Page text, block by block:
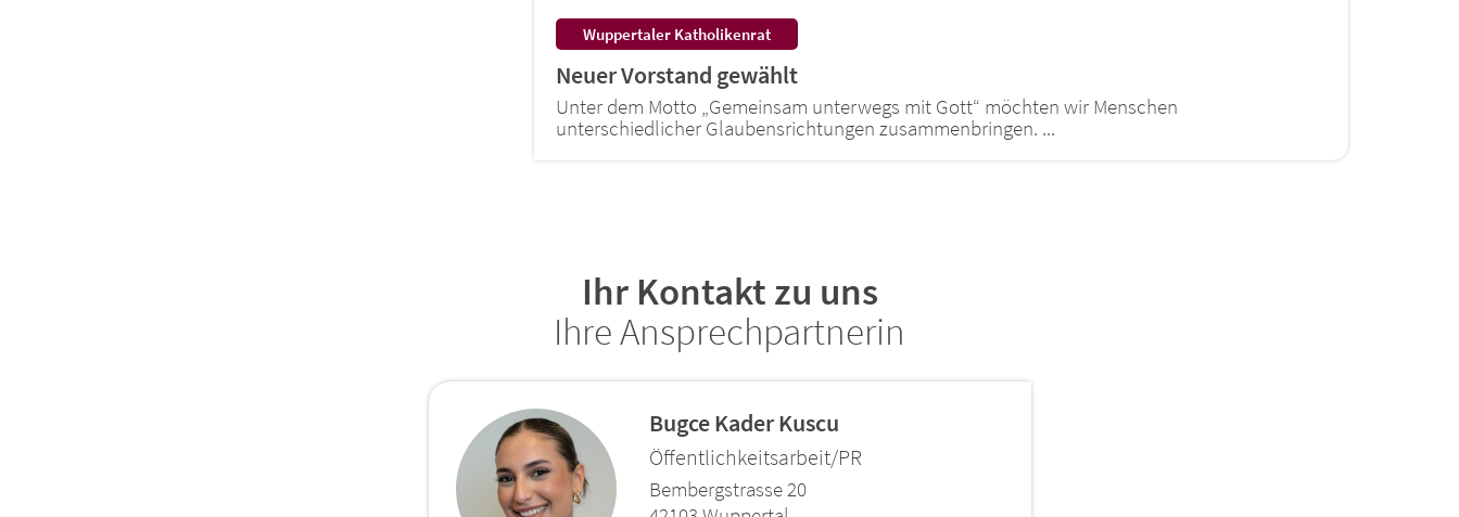
Wuppertaler Katholikenrat:
Neuer Vorstand gewählt
Unter dem Motto „Gemeinsam unterwegs mit Gott“ möchten wir Menschen
unterschiedlicher Glaubensrichtungen zusammenbringen. ...
Ihr Kontakt zu uns
Ihre Ansprechpartnerin
Bugce KaderKuscu
Öffentlichkeitsarbeit/PR
Bembergstrasse 20